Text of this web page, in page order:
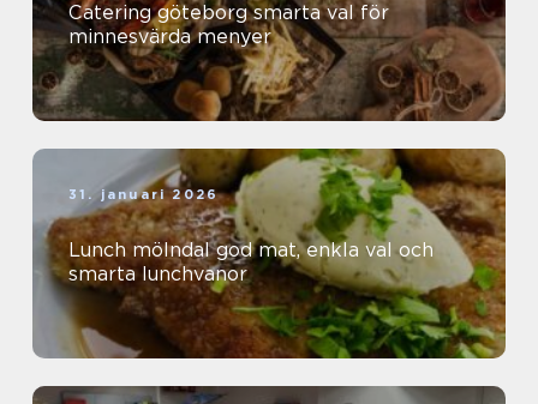
Catering göteborg smarta val för
minnesvärda menyer
31. januari 2026
Lunch mölndal god mat, enkla val och
smarta lunchvanor